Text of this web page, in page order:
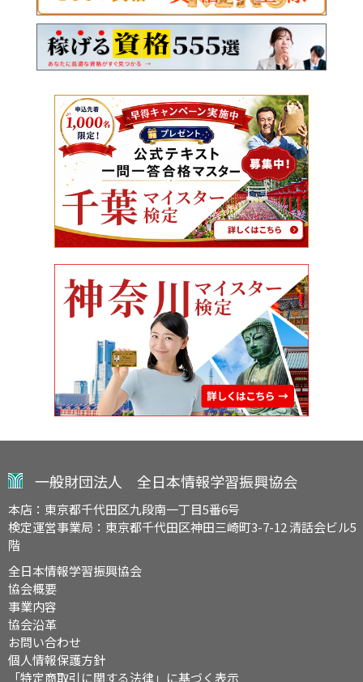
一般財団法人 全日本情報学習振興協会
本店：東京都千代田区九段南一丁目5番6号
検定運営事業局：東京都千代田区神田三崎町3-7-12 清話会ビル5
階
全日本情報学習振興協会
協会概要
事業内容
協会沿革
お問い合わせ
個人情報保護方針
「特定商取引に関する法律」に基づく表示